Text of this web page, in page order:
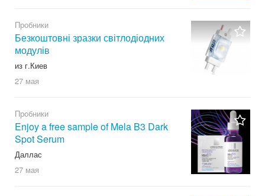
Пробники
Безкоштовні зразки світлодіодних
модулів
из г.Киев
27 мая
Пробники
Enjoy a free sample of Mela B3 Dark
Spot Serum
Даллас
27 мая